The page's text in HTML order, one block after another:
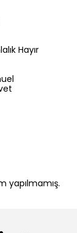
Hayır
yapılmamış.